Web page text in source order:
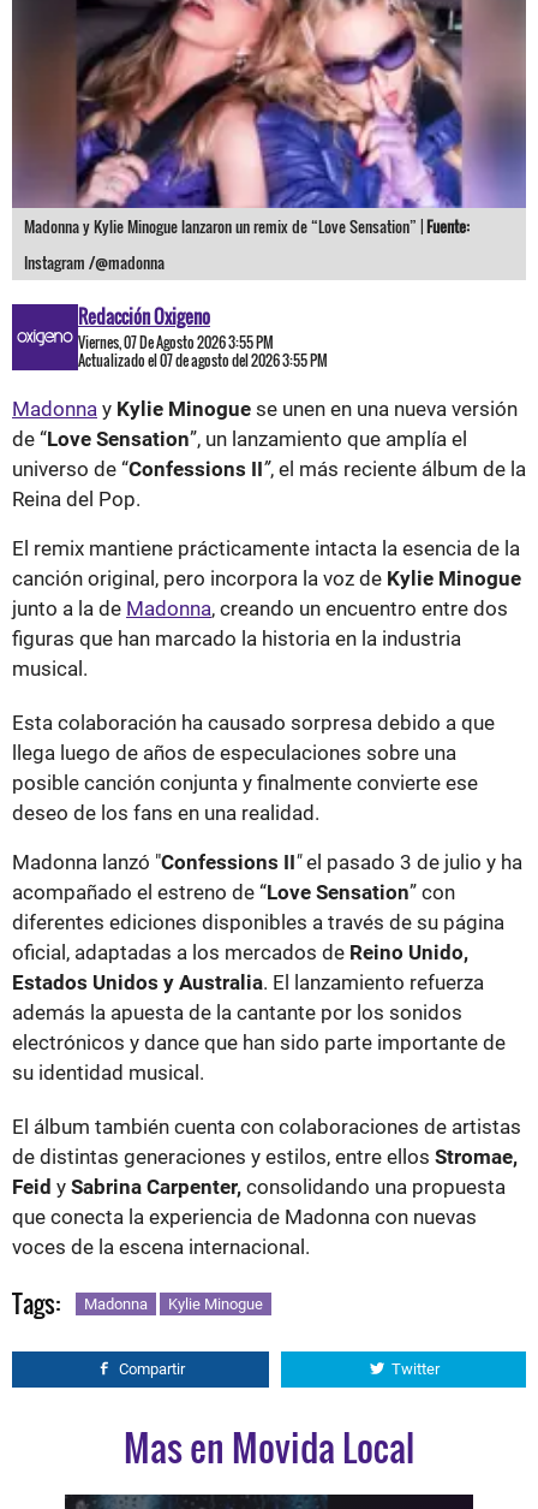
Madonna y Kylie Minogue lanzaron un remix de “Love Sensation” |Fuente:
Instagram /@madonna
Redacción Oxigeno
Viernes, 07 De Agosto 2026 3:55 PM
Actualizado el 07 de agosto del 2026 3:55 PM
Madonna y Kylie Minogue se unen en una nueva versión
de “Love Sensation”, un lanzamiento que amplía el
universo de “Confessions II”, el más reciente álbum de la
Reina del Pop.
El remix mantiene prácticamente intacta la esencia de la
canción original, pero incorpora la voz de Kylie Minogue
junto a la de Madonna, creando un encuentro entre dos
figuras que han marcado la historia en la industria
musical.
Esta colaboración ha causado sorpresa debido a que
llega luego de años de especulaciones sobre una
posible canción conjunta y finalmente convierte ese
deseo de los fans en una realidad.
Madonna lanzó "Confessions II"el pasado 3 de julio y ha
acompañado el estreno de “Love Sensation” con
diferentes ediciones disponibles a través de su página
oficial, adaptadas a los mercados de Reino Unido,
Estados Unidos y Australia. El lanzamiento refuerza
además la apuesta de la cantante por los sonidos
electrónicos y dance que han sido parte importante de
su identidad musical.
El álbum también cuenta con colaboraciones de artistas
de distintas generaciones y estilos, entre ellos Stromae,
Feid y Sabrina Carpenter, consolidando una propuesta
que conecta la experiencia de Madonna con nuevas
voces de la escena internacional.
Tags: Madonna Kylie Minogue
Compartir Twitter
Mas en Movida Local